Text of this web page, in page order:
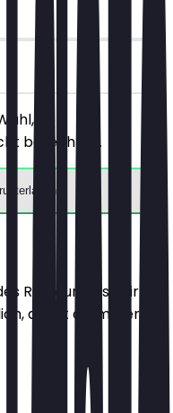
der
berechnet.
Restaurants. Wir
damit du immer